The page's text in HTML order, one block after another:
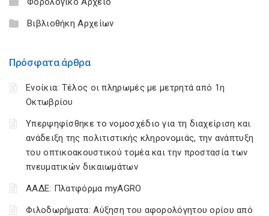
Βιβλιοθήκη Αρχείων
Πρόσφατα άρθρα
Ενοίκια: Τέλος οι πληρωμές με μετρητά από 1η
Οκτωβρίου
Υπερψηφίσθηκε το νομοσχέδιο για τη διαχείριση και
ανάδειξη της πολιτιστικής κληρονομιάς, την ανάπτυξη
του οπτικοακουστικού τομέα και την προστασία των
πνευματικών δικαιωμάτων
ΑΑΔΕ: Πλατφόρμα myAGRO
Φιλοδωρήματα: Αύξηση του αφορολόγητου ορίου από